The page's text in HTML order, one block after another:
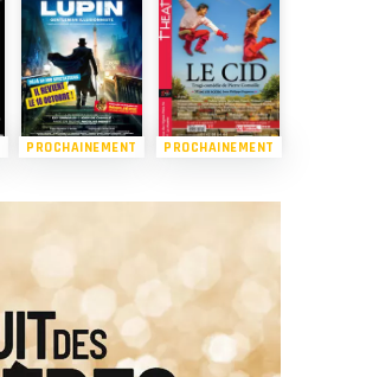
PROCHAINEMENT PROCHAINEMENT